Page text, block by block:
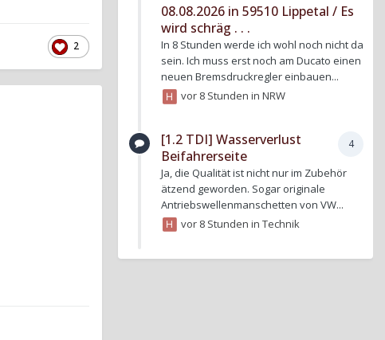
2
08.08.2026 in 59510 Lippetal / Es
wird schräg . . .
In 8 Stunden werde ich wohl noch nicht da
sein. Ich muss erst noch am Ducato einen
neuen Bremsdruckregler einbauen...
vor 8 Stunden inNRW
4
[1.2 TDI] Wasserverlust
Beifahrerseite
Ja, die Qualität ist nicht nur im Zubehör
ätzend geworden. Sogar originale
Antriebswellenmanschetten von VW...
vor 8 Stunden inTechnik